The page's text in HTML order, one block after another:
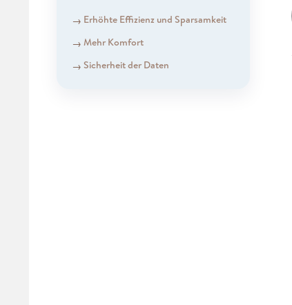
Erhöhte Effizienz und Sparsamkeit
Mehr Komfort
Sicherheit der Daten